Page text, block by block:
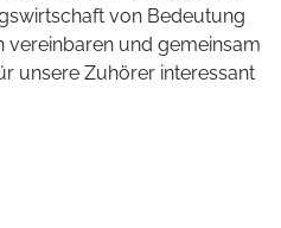
von Bedeutung
vereinbaren und gemeinsam
unsere Zuhörer interessant